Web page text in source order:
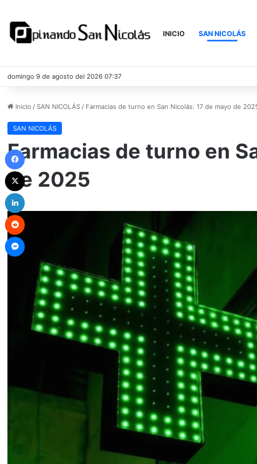
INICIO SAN NICOLÁS
domingo 9 de agosto del 2026 07:37
Inicio / SAN NICOLÁS / Farmacias de turno en San Nicolás: 17 de mayo de
SAN NICOLÁS
Farmacias de turno en
de 2025
Facebook